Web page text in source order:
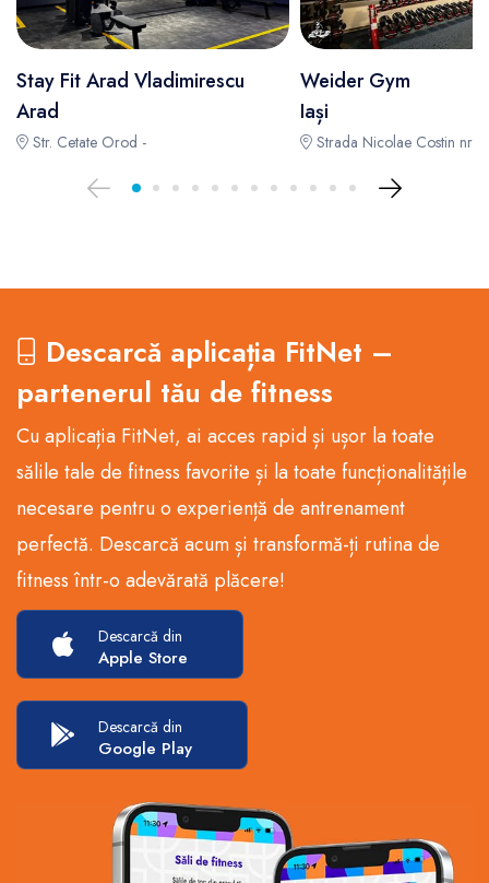
Stay Fit Arad Vladimirescu
Arad
Str. Cetate Orod -
Weider Gym
Iași
Strada Nicolae Costin nr.
Descarcă aplicația FitNet –
partenerul tău de fitness
Cu aplicația FitNet, ai acces rapid și ușor la toate
sălile tale de fitness favorite și la toate funcționalitățile
necesare pentru o experiență de antrenament
perfectă. Descarcă acum și transformă-ți rutina de
fitness într-o adevărată plăcere!
Descarcă din
Apple Store
Descarcă din
Google Play